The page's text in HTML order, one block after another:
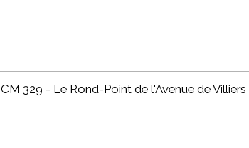
CM 329 - Le Rond-Point de l'Avenue de Villiers